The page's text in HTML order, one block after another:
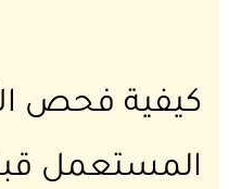
كيفية فحص
المستعمل